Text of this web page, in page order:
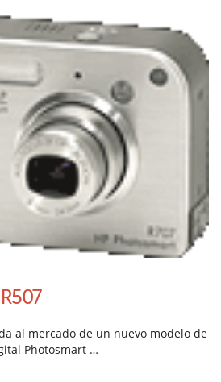
al mercado de un nuevo modelo de
Photosmart …